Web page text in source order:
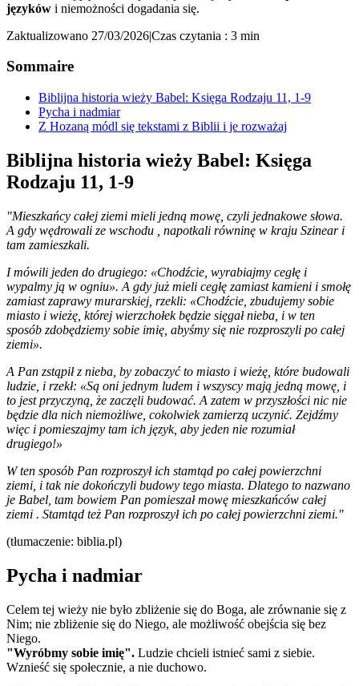
języków i niemożności dogadania się.
Zaktualizowano 27/03/2026|Czas czytania : 3 min
Sommaire
Biblijna historia wieży Babel: Księga Rodzaju 11, 1-9
Pycha i nadmiar
Z Hozaną módl się tekstami z Biblii i je rozważaj
Biblijna historia wieży Babel: Księga
Rodzaju 11, 1-9
"Mieszkańcy całej ziemi mieli jedną mowę, czyli jednakowe słowa.
A gdy wędrowali ze wschodu , napotkali równinę w kraju Szinear i
tam zamieszkali.
I mówili jeden do drugiego: «Chodźcie, wyrabiajmy cegłę i
wypalmy ją w ogniu». A gdy już mieli cegłę zamiast kamieni i smołę
zamiast zaprawy murarskiej, rzekli: «Chodźcie, zbudujemy sobie
miasto i wieżę, której wierzchołek będzie sięgał nieba, i w ten
sposób zdobędziemy sobie imię, abyśmy się nie rozproszyli po całej
ziemi».
A Pan zstąpił z nieba, by zobaczyć to miasto i wieżę, które budowali
ludzie, i rzekł: «Są oni jednym ludem i wszyscy mają jedną mowę, i
to jest przyczyną, że zaczęli budować. A zatem w przyszłości nic nie
będzie dla nich niemożliwe, cokolwiek zamierzą uczynić. Zejdźmy
więc i pomieszajmy tam ich język, aby jeden nie rozumiał
drugiego!»
W ten sposób Pan rozproszył ich stamtąd po całej powierzchni
ziemi, i tak nie dokończyli budowy tego miasta. Dlatego to nazwano
je Babel, tam bowiem Pan pomieszał mowę mieszkańców całej
ziemi . Stamtąd też Pan rozproszył ich po całej powierzchni ziemi."
(tłumaczenie: biblia.pl)
Pycha i nadmiar
Celem tej wieży nie było zbliżenie się do Boga, ale zrównanie się z
Nim; nie zbliżenie się do Niego, ale możliwość obejścia się bez
Niego.
"Wyróbmy sobie imię". Ludzie chcieli istnieć sami z siebie.
Wznieść się społecznie, a nie duchowo.